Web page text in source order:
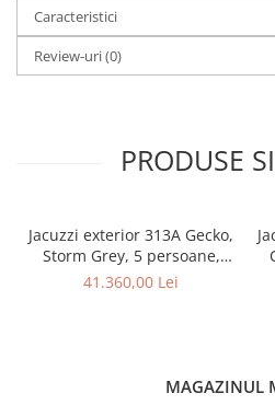
Caracteristici
Review-uri(0)
PRODUSE
Jacuzzi exterior 313A Gecko,
Storm Grey, 5 persoane,
acril antibacterian, mască
41.360,00 Lei
MAGAZINUL